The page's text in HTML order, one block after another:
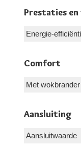
Prestaties
Energie-
Comfort
Met wokbrander
Aansluiting
Aansluitwaarde